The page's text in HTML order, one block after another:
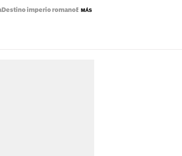
Destino imperio romano Eclipse solar mapa
MÁS